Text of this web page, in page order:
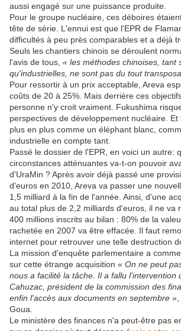
aussi engagé sur une puissance produite.
Pour le groupe nucléaire, ces déboires
tête de série. L'ennui est que l'EPR de
difficultés à peu près comparables et a déjà
Seuls les chantiers chinois se déroulent
l'avis de tous, « les méthodes chinoises, tant
qu'industrielles, ne sont pas du tout
Pour ressortir à un prix acceptable, Areva
coûts de 20 à 25%. Mais derrière ces
personne n'y croit vraiment. Fukushima
perspectives de développement nucléaire.
plus en plus comme un éléphant blanc,
industrielle en compte tant.
Passé le dossier de l'EPR, en voici un autre:
circonstances atténuantes va-t-on pouvoir
d'UraMin ? Après avoir déjà passé une
d'euros en 2010, Areva va passer une
1,5 milliard à la fin de l'année. Ainsi, d'une
au total plus de 2,2 milliards d'euros, il ne va
400 millions inscrits au bilan : 80% de la
rachetée en 2007 va être effacée. Il faut
internet pour retrouver une telle destruction
La mission d'enquête parlementaire a
sur cette étrange acquisition « On ne peut
nous a facilité la tâche. Il a fallu l'intervention
Cahuzac, président de la commission des
enfin l'accès aux documents en septembre »
Goua.
Le ministère des finances n'a peut-être pas